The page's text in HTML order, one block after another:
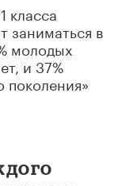
класса
заниматься в
молодых
и 37%
поколения»